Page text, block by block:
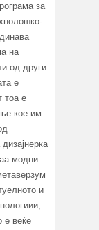
за
на
од други
е
тоа е
кое им
модни
и
е веќе